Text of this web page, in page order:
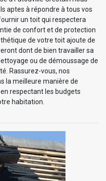
aptes à répondre à tous vos
un toit qui respectera
de confort et de protection
de votre toit ajoute de
dont de bien travailler sa
ou de démoussage de
Rassurez-vous, nos
la meilleure manière de
respectant les budgets
habitation.